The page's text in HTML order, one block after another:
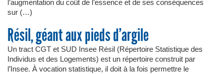
l’augmentation du coût de l’essence et de ses conséquences
sur (…)
Résil, géant aux pieds d’argile
Un tract CGT et SUD Insee Résil (Répertoire Statistique des
Individus et des Logements) est un répertoire construit par
l’Insee. À vocation statistique, il doit à la fois permettre le